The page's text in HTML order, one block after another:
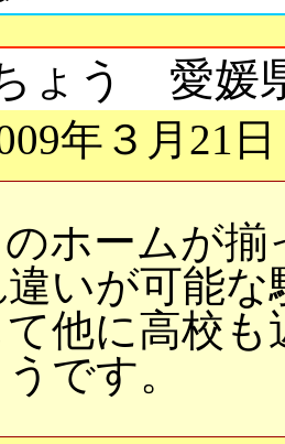
ょう 愛媛
年３月21日
ホームが揃
いが可能
他に高校
です。